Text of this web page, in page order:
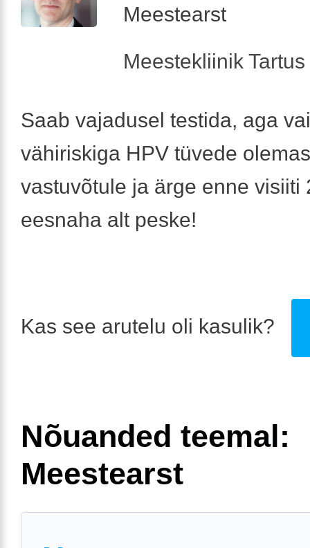
Meestearst
Meestekliinik
Saab vajadusel testida, aga
vähiriskiga HPV tüvede
vastuvõtule ja ärge enne visiiti
eesnaha alt peske!
Kas see arutelu oli kasulik?
Nõuanded teemal:
Meestearst